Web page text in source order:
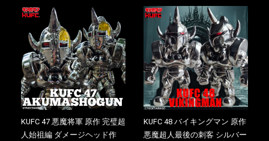
KUFC 47 悪魔将軍 原作 完璧超
人始祖編 ダメージヘッド作
KUFC 48 バイキングマン 原作
悪魔超人最後の刺客 シルバー